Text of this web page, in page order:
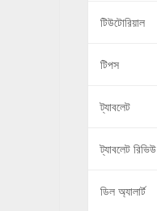
টিউটোরিয়াল
টিপস
ট্যাবলেট
ট্যাবলেট রিভিউ
ডিল অ্যালার্ট